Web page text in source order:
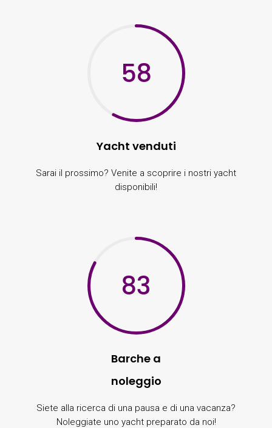
58
Yacht venduti
Sarai il prossimo? Venite a scoprire i nostri yacht
disponibili!
83
Barche a
noleggio
Siete alla ricerca di una pausa e di una vacanza?
Noleggiate uno yacht preparato da noi!